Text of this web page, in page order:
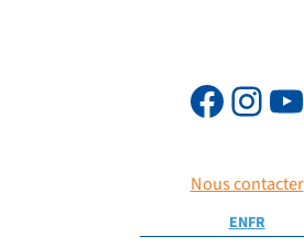
Nous contacter
ENFR